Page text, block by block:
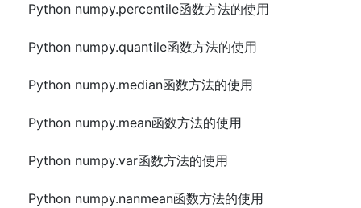
Python numpy.percentile函数方法的使用
Python numpy.quantile函数方法的使用
Python numpy.median函数方法的使用
Python numpy.mean函数方法的使用
Python numpy.var函数方法的使用
Python numpy.nanmean函数方法的使用